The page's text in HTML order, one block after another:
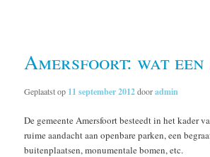
Amersfoort: wat een
Geplaatst op 11 september 2012dooradmin
De gemeente Amersfoort besteedt in het kader
ruime aandacht aan openbare parken, een
buitenplaatsen, monumentale bomen, etc.